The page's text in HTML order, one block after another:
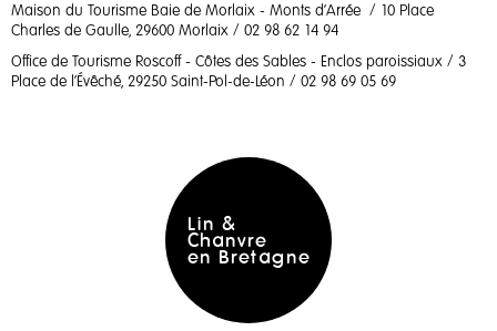
Maison du Tourisme Baie de Morlaix - Monts d'Arrée / 10 Place
Charles de Gaulle, 29600 Morlaix / 02 98 62 14 94
Office de Tourisme Roscoff - Côtes des Sables - Enclos paroissiaux / 3
Place de l'Évêché, 29250 Saint-Pol-de-Léon / 02 98 69 05 69
Lin &
Chanvre
en Bretagne